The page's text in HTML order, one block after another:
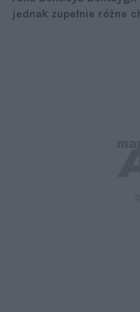
jednak zupełnie różne